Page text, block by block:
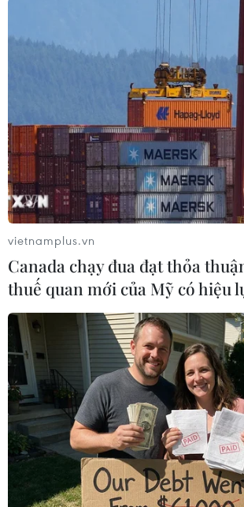
thương vong tại thành phố
12/05/2024 10:22
Kênh tin tức Mash Telegram đưa tin
thiệt mạng và 15 người bị thương
nhà chung cư 10 tầng ở thành phố
nhân còn có thể tăng lên.
Kenya: Sập tòa nhà chung cư
Nairobi khiến nhiều người bị
08/05/2024 04:59
Theo Hội Chữ thập Đỏ Kenya, có 10
vietnamplus.vn
Canada chạy đua đạt thỏa
thuế quan mới của Mỹ có hiệu